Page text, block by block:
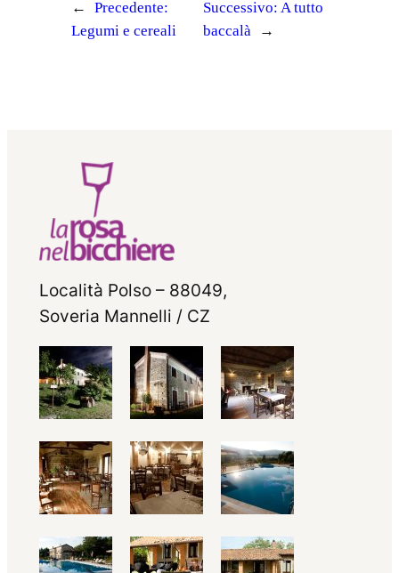
←
Precedente:
Legumi e cereali
Successivo: A tutto
baccalà
→
Località Polso – 88049,
Soveria Mannelli / CZ